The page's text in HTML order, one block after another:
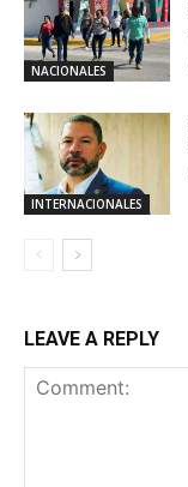
NACIONALES
INTERNACIONALES
LEAVE A REPLY